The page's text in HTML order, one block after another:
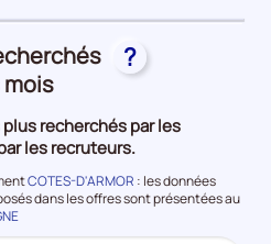
mois
?
recherchés par les
les recruteurs.
COTES-D'ARMOR : les données
dans les offres sont présentées au